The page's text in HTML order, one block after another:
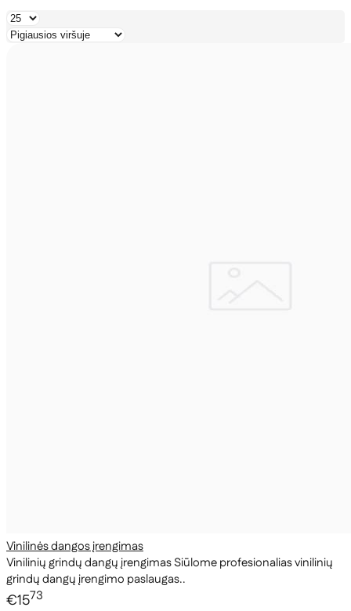
Vinilinės dangos įrengimas
Vinilinių grindų dangų įrengimas Siūlome profesionalias vinilinių
grindų dangų įrengimo paslaugas..
€1573